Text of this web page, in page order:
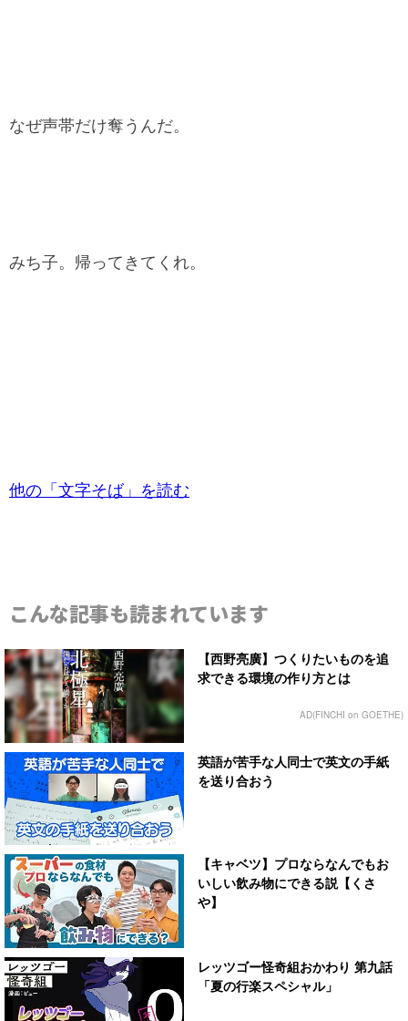
なぜ声帯だけ奪うんだ。
みち子。帰ってきてくれ。
他の「文字そば」を読む
こんな記事も読まれています
【西野亮廣】つくりたいものを追
求できる環境の作り方とは
AD(FINCHI on GOETHE)
英語が苦手な人同士で英文の手紙
を送り合おう
【キャベツ】プロならなんでもお
いしい飲み物にできる説【くさ
や】
レッツゴー怪奇組おかわり 第九話
「夏の行楽スペシャル」